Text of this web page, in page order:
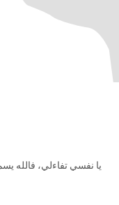
يا نفسي تفاءلي، فالله